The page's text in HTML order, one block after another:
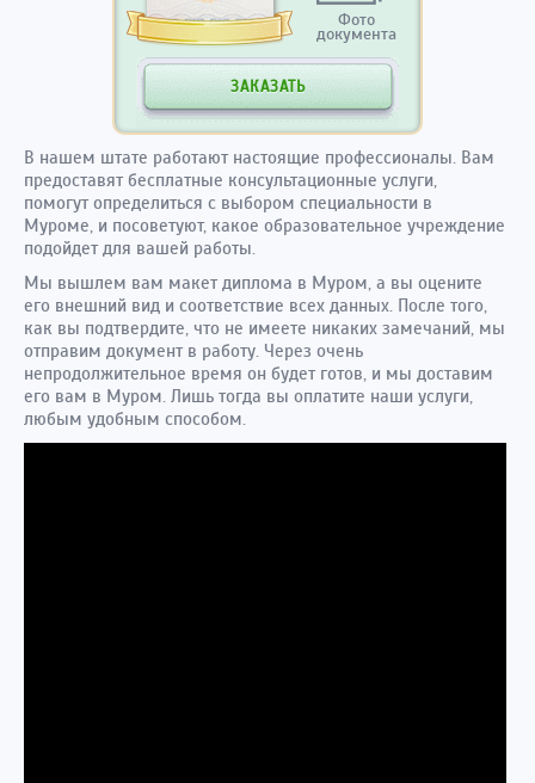
Фото
документа
ЗАКАЗАТЬ
В нашем штате работают настоящие профессионалы. Вам
предоставят бесплатные консультационные услуги,
помогут определиться с выбором специальности в
Муроме, и посоветуют, какое образовательное учреждение
подойдет для вашей работы.
Мы вышлем вам макет диплома в Муром, а вы оцените
его внешний вид и соответствие всех данных. После того,
как вы подтвердите, что не имеете никаких замечаний, мы
отправим документ в работу. Через очень
непродолжительное время он будет готов, и мы доставим
его вам в Муром. Лишь тогда вы оплатите наши услуги,
любым удобным способом.